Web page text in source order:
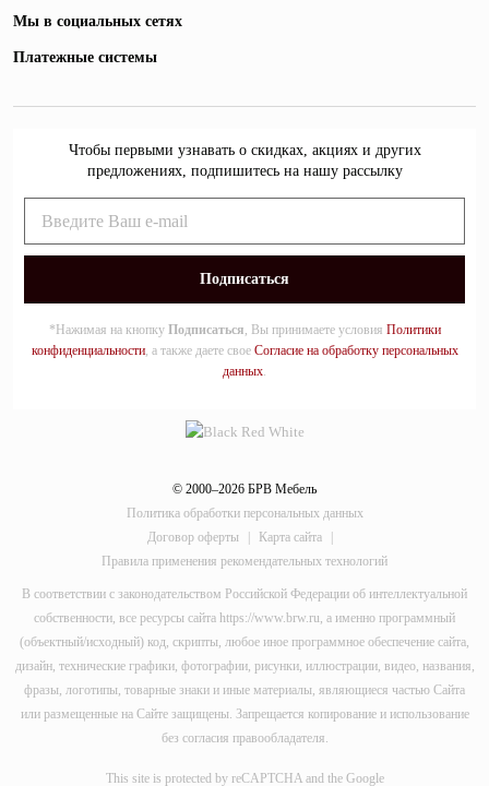
Мы в социальных сетях
Платежные системы
Чтобы первыми узнавать о скидках, акциях и других
предложениях, подпишитесь на нашу рассылку
*Нажимая на кнопку Подписаться, Вы принимаете условия Политики
конфиденциальности, а также даете свое Согласие на обработку персональных
данных.
© 2000–2026 БРВ Мебель
Политика обработки персональных данных
Договор оферты
Карта сайта
Правила применения рекомендательных технологий
В соответствии с законодательством Российской Федерации об интеллектуальной
собственности, все ресурсы сайта https://www.brw.ru, а именно программный
(объектный/исходный) код, скрипты, любое иное программное обеспечение сайта,
дизайн, технические графики, фотографии, рисунки, иллюстрации, видео, названия,
фразы, логотипы, товарные знаки и иные материалы, являющиеся частью Сайта
или размещенные на Сайте защищены. Запрещается копирование и использование
без согласия правообладателя.
This site is protected by reCAPTCHA and the Google